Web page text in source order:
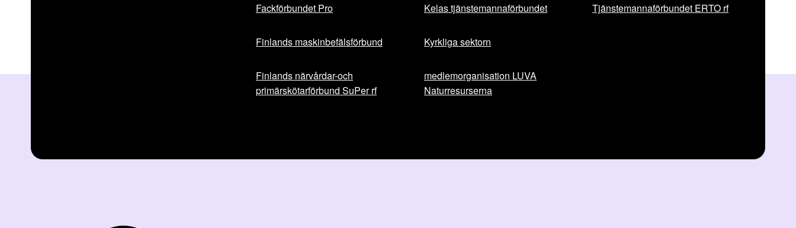
Fackförbundet Pro
Finlands maskinbefälsförbund
Finlands närvårdar-och
primärskötarförbund SuPer rf
Kelas tjänstemannaförbundet
Kyrkliga sektorn
medlemorganisation LUVA
Naturresurserna
Tjänstemannaförbundet ERTO rf